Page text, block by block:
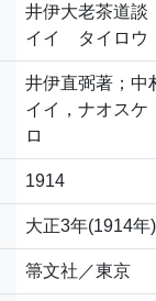
井伊大老茶道
イイ タイロウ
井伊直弼著；中
イイ，ナオスケ
ロ
1914
大正3年(1914年)
箒文社／東京